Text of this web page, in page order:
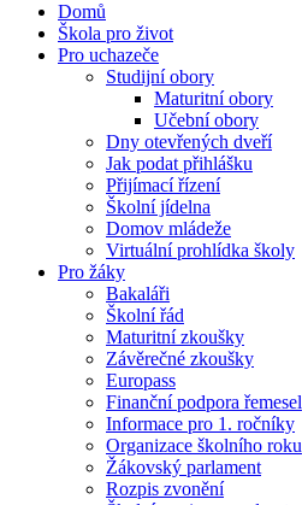
Domů
Škola pro život
Pro uchazeče
Studijní obory
Maturitní obory
Učební obory
Dny otevřených dveří
Jak podat přihlášku
Přijímací řízení
Školní jídelna
Domov mládeže
Virtuální prohlídka školy
Pro žáky
Bakaláři
Školní řád
Maturitní zkoušky
Závěrečné zkoušky
Europass
Finanční podpora řemesel
Informace pro 1. ročníky
Organizace školního roku
Žákovský parlament
Rozpis zvonění